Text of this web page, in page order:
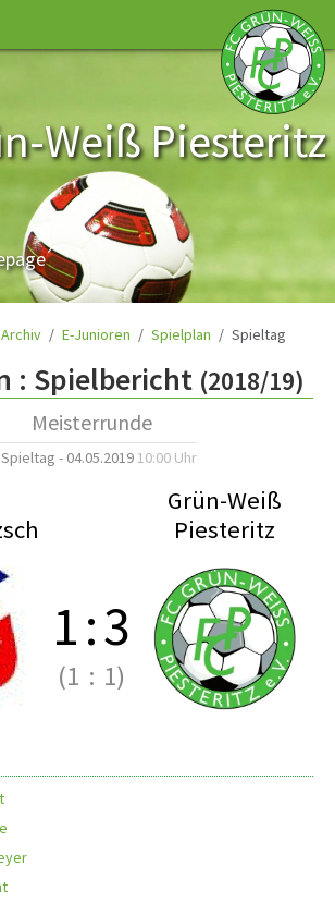
Weiß Piesteritz
Archiv E-Junioren Spielplan Spieltag
: Spielbericht (2018/19)
Meisterrunde
- 04.05.2019 10:00 Uhr
Grün-Weiß
Piesteritz
1:3
(1 : 1)